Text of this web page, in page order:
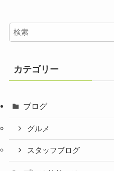
カテゴリー
ブログ
グルメ
スタッフブログ